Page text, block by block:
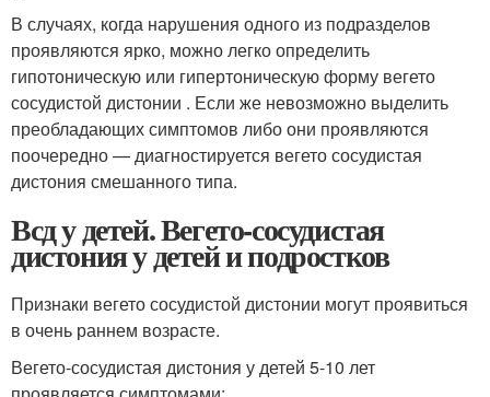
В случаях, когда нарушения одного из подразделов
проявляются ярко, можно легко определить
гипотоническую или гипертоническую форму вегето
сосудистой дистонии . Если же невозможно выделить
преобладающих симптомов либо они проявляются
поочередно — диагностируется вегето сосудистая
дистония смешанного типа.
Всд у детей. Вегето-сосудистая
дистония у детей и подростков
Признаки вегето сосудистой дистонии могут проявиться
в очень раннем возрасте.
Вегето-сосудистая дистония у детей 5-10 лет